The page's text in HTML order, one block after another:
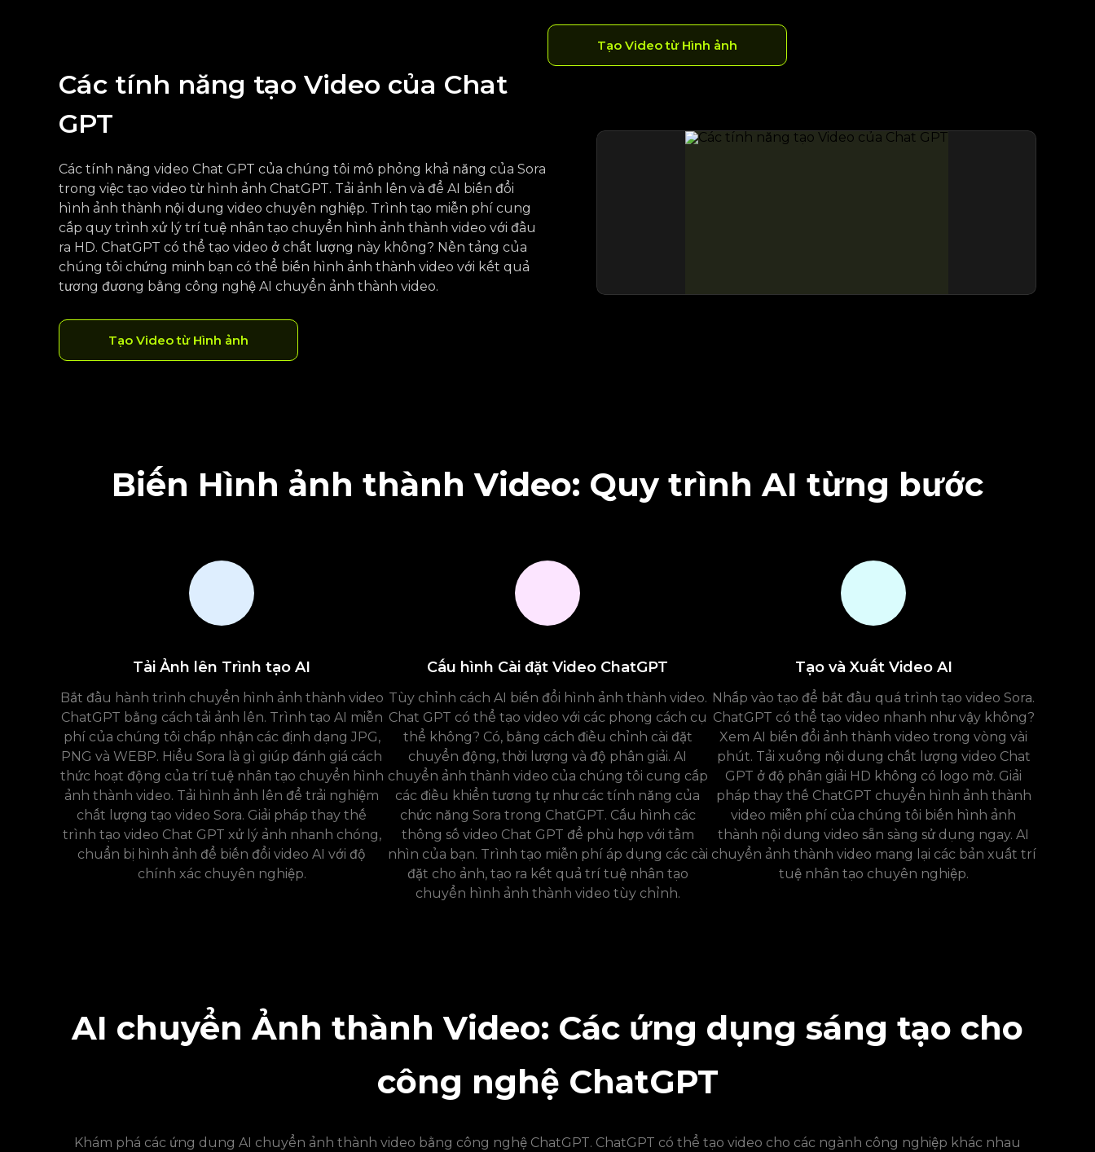
Tạo Video từ Hình ảnh
Các tính năng tạo Video của Chat
GPT
Các tính năng video Chat GPT của chúng tôi mô phỏng khả năng của Sora
trong việc tạo video từ hình ảnh ChatGPT. Tải ảnh lên và để AI biến đổi
hình ảnh thành nội dung video chuyên nghiệp. Trình tạo miễn phí cung
cấp quy trình xử lý trí tuệ nhân tạo chuyển hình ảnh thành video với đầu
ra HD. ChatGPT có thể tạo video ở chất lượng này không? Nền tảng của
chúng tôi chứng minh bạn có thể biến hình ảnh thành video với kết quả
tương đương bằng công nghệ AI chuyển ảnh thành video.
Tạo Video từ Hình ảnh
Biến Hình ảnh thành Video: Quy trình AI từng bước
Tải Ảnh lên Trình tạo AI
Bắt đầu hành trình chuyển hình ảnh thành video
ChatGPT bằng cách tải ảnh lên. Trình tạo AI miễn
phí của chúng tôi chấp nhận các định dạng JPG,
PNG và WEBP. Hiểu Sora là gì giúp đánh giá cách
thức hoạt động của trí tuệ nhân tạo chuyển hình
ảnh thành video. Tải hình ảnh lên để trải nghiệm
chất lượng tạo video Sora. Giải pháp thay thế
trình tạo video Chat GPT xử lý ảnh nhanh chóng,
chuẩn bị hình ảnh để biến đổi video AI với độ
chính xác chuyên nghiệp.
Cấu hình Cài đặt Video ChatGPT
Tùy chỉnh cách AI biến đổi hình ảnh thành video.
Chat GPT có thể tạo video với các phong cách cụ
thể không? Có, bằng cách điều chỉnh cài đặt
chuyển động, thời lượng và độ phân giải. AI
chuyển ảnh thành video của chúng tôi cung cấp
các điều khiển tương tự như các tính năng của
chức năng Sora trong ChatGPT. Cấu hình các
thông số video Chat GPT để phù hợp với tầm
nhìn của bạn. Trình tạo miễn phí áp dụng các cài
đặt cho ảnh, tạo ra kết quả trí tuệ nhân tạo
chuyển hình ảnh thành video tùy chỉnh.
Tạo và Xuất Video AI
Nhấp vào tạo để bắt đầu quá trình tạo video Sora.
ChatGPT có thể tạo video nhanh như vậy không?
Xem AI biến đổi ảnh thành video trong vòng vài
phút. Tải xuống nội dung chất lượng video Chat
GPT ở độ phân giải HD không có logo mờ. Giải
pháp thay thế ChatGPT chuyển hình ảnh thành
video miễn phí của chúng tôi biến hình ảnh
thành nội dung video sẵn sàng sử dụng ngay. AI
chuyển ảnh thành video mang lại các bản xuất trí
tuệ nhân tạo chuyên nghiệp.
AI chuyển Ảnh thành Video: Các ứng dụng sáng tạo cho
công nghệ ChatGPT
Khám phá các ứng dụng AI chuyển ảnh thành video bằng công nghệ ChatGPT. ChatGPT có thể tạo video cho các ngành công nghiệp khác nhau